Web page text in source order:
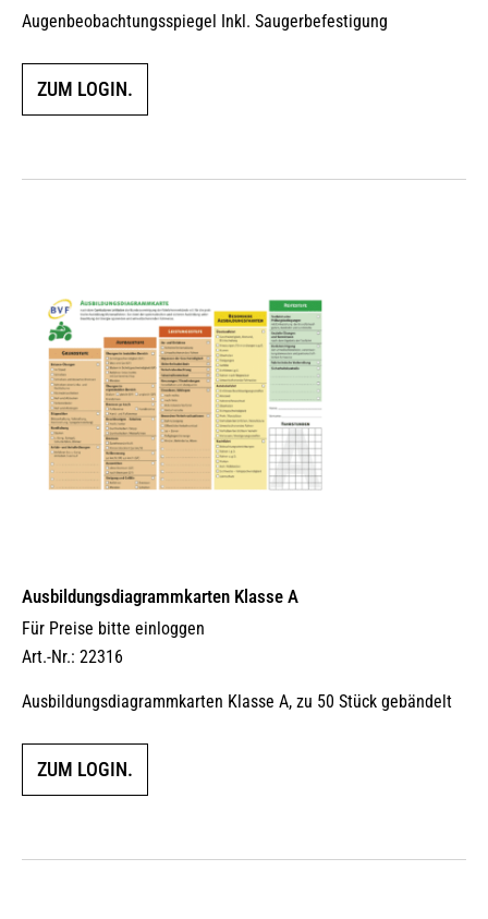
Augenbeobachtungsspiegel Inkl. Saugerbefestigung
ZUM LOGIN.
Ausbildungs­dia­gramm­karten Klasse A
Für Preise bitte einloggen
Art.-Nr.: 22316
Ausbildungsdiagrammkarten Klasse A, zu 50 Stück gebändelt
ZUM LOGIN.